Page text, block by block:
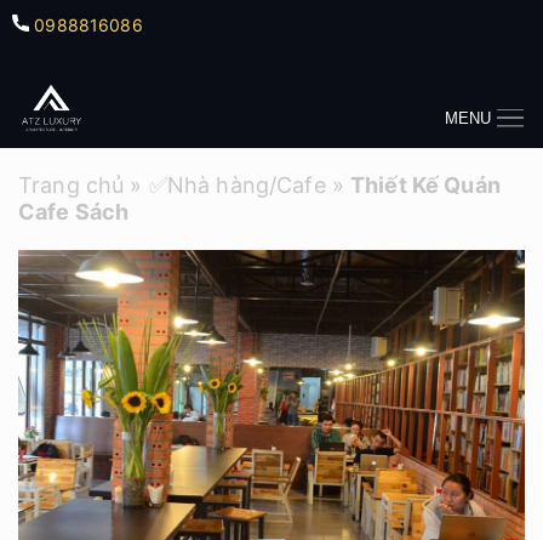
0988816086
MENU
Trang chủ » ✅Nhà hàng/Cafe» Thiết Kế Quán
Cafe Sách